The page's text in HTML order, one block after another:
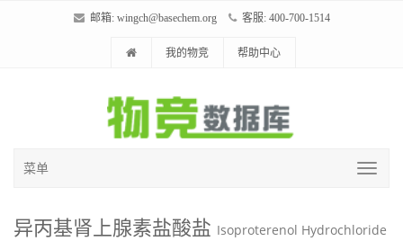
邮箱: wingch@basechem.org 客服: 400-700-1514
我的物竞 帮助中心
菜单
异丙基肾上腺素盐酸盐 Isoproterenol Hydrochloride